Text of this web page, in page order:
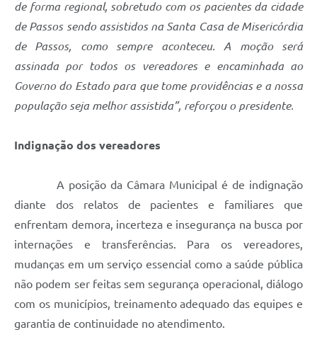
de forma regional, sobretudo com os pacientes da cidade
de Passos sendo assistidos na Santa Casa de Misericórdia
de Passos, como sempre aconteceu. A moção será
assinada por todos os vereadores e encaminhada ao
Governo do Estado para que tome providências e a nossa
população seja melhor assistida”, reforçou o presidente.
Indignação dos vereadores
A posição da Câmara Municipal é de indignação
diante dos relatos de pacientes e familiares que
enfrentam demora, incerteza e insegurança na busca por
internações e transferências. Para os vereadores,
mudanças em um serviço essencial como a saúde pública
não podem ser feitas sem segurança operacional, diálogo
com os municípios, treinamento adequado das equipes e
garantia de continuidade no atendimento.